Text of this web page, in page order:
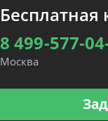
Бесплатная
8 499-577-
Москва